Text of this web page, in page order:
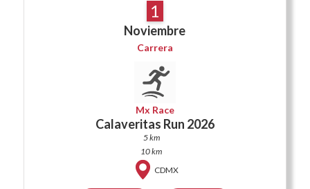
1
Noviembre
Carrera
Mx Race
Calaveritas Run 2026
5 km
10 km
CDMX